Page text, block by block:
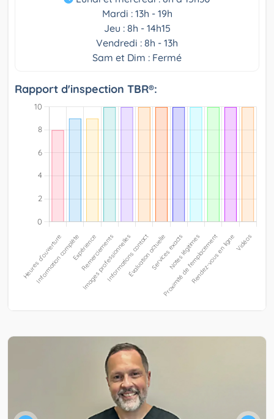
Mardi : 13h - 19h
Jeu : 8h - 14h15
Vendredi : 8h - 13h
Sam et Dim : Fermé
Rapport d'inspection TBR®: